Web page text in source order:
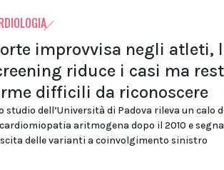
improvvisa negli atleti,
riduce i casi ma
difficili da riconoscere
studio dell’Università di Padova rileva un calo
aritmogena dopo il 2010 e
delle varianti a coinvolgimento sinistro